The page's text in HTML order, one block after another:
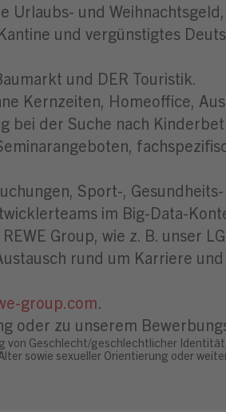
und
und vergünstigtes
und DER Touristik.
Kernzeiten, Homeoffice,
bei der Suche nach
Sport-,
im Big-Data-
Group, wie z. B. unser
rund um Karriere
group.com.
oder zu unserem
von Geschlecht/geschlechtlicher
sowie sexueller Orientierung oder